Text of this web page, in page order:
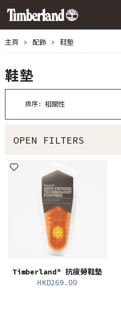
主頁 > 配飾 > 鞋墊
鞋墊
排序:
OPEN FILTERS
Timberland® 抗疲勞鞋墊
HKD269.00